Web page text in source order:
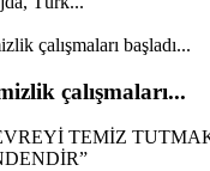
çalışmaları...
TEMİZ